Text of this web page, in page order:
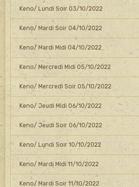
Keno/ Lundi Soir 03/10/2022
Keno/ Mardi Soir 04/10/2022
Keno/ Mardi Midi 04/10/2022
Keno/ Mercredi Midi 05/10/2022
Keno/ Mercredi Soir 05/10/2022
Keno/ Jeudi Midi 06/10/2022
Keno/ Jeudi Soir 06/10/2022
Keno/ Lundi Soir 10/10/2022
Keno/ Mardi Midi 11/10/2022
Keno/ Mardi Soir 11/10/2022